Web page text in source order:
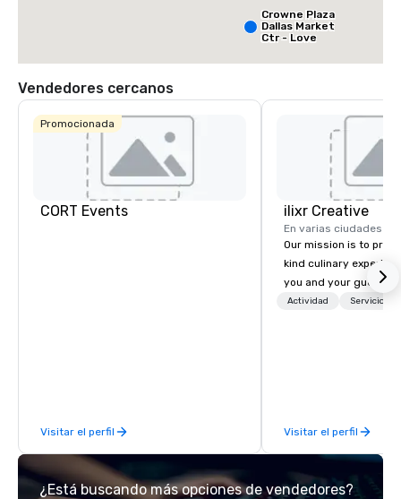
Crowne Plaza
Dallas Market
Ctr - Love
Vendedores cercanos
Promocionada
CORT Events
Visitar el perfil
ilixr Creative
En varias ciudades
Our mission is to
kind culinary
you and your guests
memories and
catering industry.
Actividad Servicios
Visitar el perfil
¿Está buscando más opciones de vendedores?